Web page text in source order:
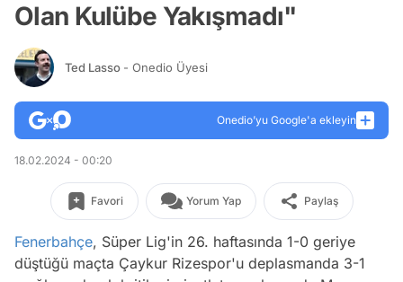
Olan Kulübe Yakışmadı"
Ted Lasso - Onedio Üyesi
Onedio’yu Google'a ekleyin
18.02.2024 - 00:20
Favori Yorum Yap Paylaş
Fenerbahçe, Süper Lig'in 26. haftasında 1-0 geriye
düştüğü maçta Çaykur Rizespor'u deplasmanda 3-1